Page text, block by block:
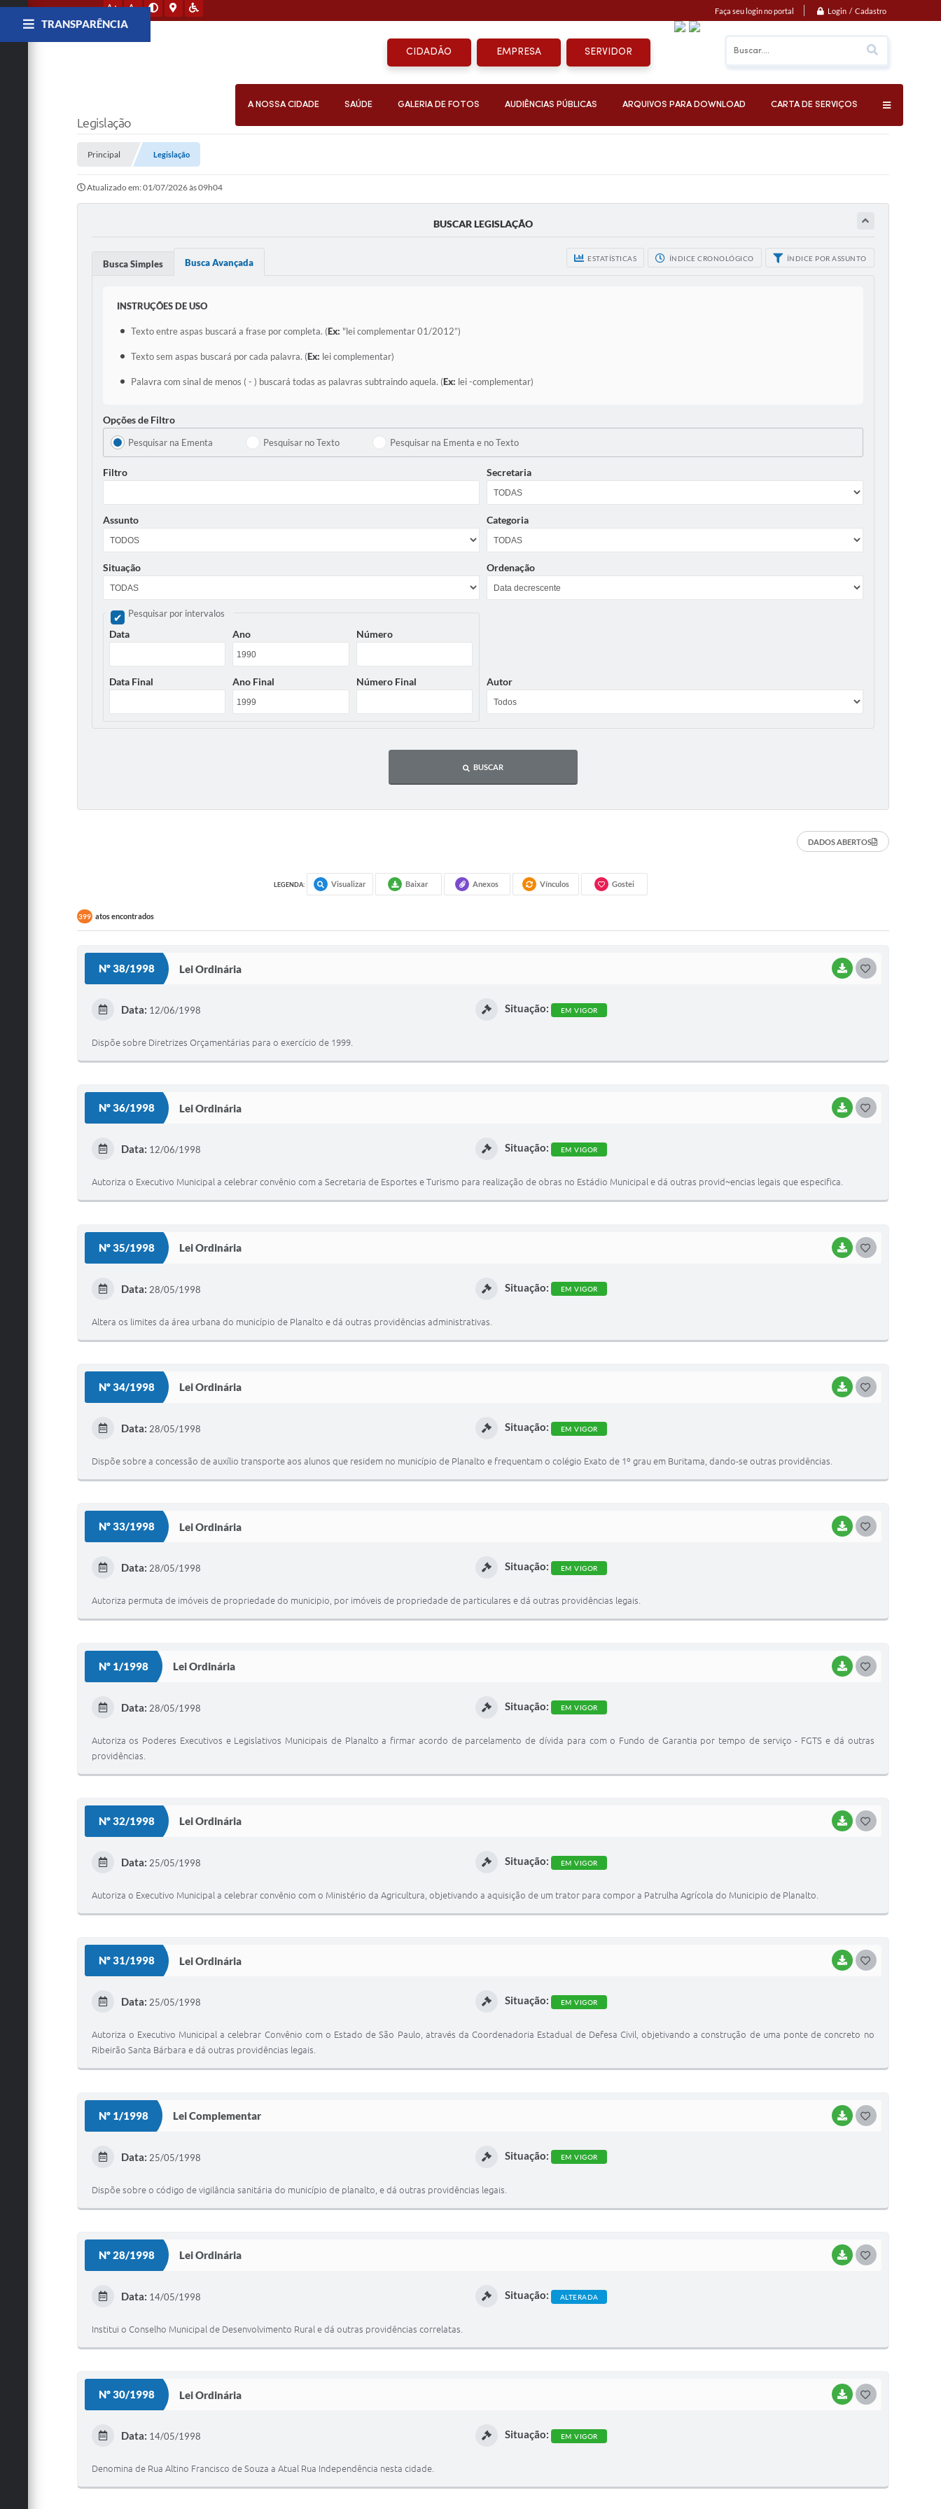
Faça seu login no portal Login / Cadastro
CIDADÃO EMPRESA SERVIDOR
A+ A-
A NOSSA CIDADE SAÚDE GALERIA DE FOTOS AUDIÊNCIAS PÚBLICAS ARQUIVOS PARA DOWNLOAD CARTA DE SERVIÇOS
TRANSPARÊNCIA
Legislação
Principal Legislação
Atualizado em: 01/07/2026 às 09h04
BUSCAR LEGISLAÇÃO
ESTATÍSTICAS ÍNDICE CRONOLÓGICO ÍNDICE POR ASSUNTO
Busca Simples Busca Avançada
INSTRUÇÕES DE USO
Texto entre aspas buscará a frase por completa. (Ex: "lei complementar 01/2012”)
Texto sem aspas buscará por cada palavra. (Ex: lei complementar)
Palavra com sinal de menos ( - ) buscará todas as palavras subtraindo aquela. (Ex: lei -complementar)
Opções de Filtro
Pesquisar na Ementa Pesquisar no Texto Pesquisar na Ementa e no Texto
Filtro Secretaria
Assunto Categoria
Situação Ordenação
Pesquisar por intervalos
Data Ano Número
Data Final Ano Final Número Final Autor
BUSCAR
DADOS ABERTOS
LEGENDA: Visualizar Baixar Anexos Vínculos Gostei
399 atos encontrados
Nº 38/1998 Lei Ordinária BAIXARG
Data: 12/06/1998 Situação: EM VIGOR
Dispõe sobre Diretrizes Orçamentárias para o exercício de 1999.
Nº 36/1998 Lei Ordinária BAIXARG
Data: 12/06/1998 Situação: EM VIGOR
Autoriza o Executivo Municipal a celebrar convênio com a Secretaria de Esportes e Turismo para realização de obras no Estádio Municipal e dá outras provid~encias legais que especifica.
Nº 35/1998 Lei Ordinária BAIXARG
Data: 28/05/1998 Situação: EM VIGOR
Altera os limites da área urbana do município de Planalto e dá outras providências administrativas.
Nº 34/1998 Lei Ordinária BAIXARG
Data: 28/05/1998 Situação: EM VIGOR
Dispõe sobre a concessão de auxílio transporte aos alunos que residem no município de Planalto e frequentam o colégio Exato de 1º grau em Buritama, dando-se outras providências.
Nº 33/1998 Lei Ordinária BAIXARG
Data: 28/05/1998 Situação: EM VIGOR
Autoriza permuta de imóveis de propriedade do municipio, por imóveis de propriedade de particulares e dá outras providências legais.
Nº 1/1998 Lei Ordinária BAIXARG
I
Data: 28/05/1998 Situação: EM VIGOR
Autoriza os Poderes Executivos e Legislativos Municipais de Planalto a firmar acordo de parcelamento de dívida para com o Fundo de Garantia por tempo de serviço - FGTS e dá outras
providências.
Nº 32/1998 Lei Ordinária BAIXARG
Data: 25/05/1998 Situação: EM VIGOR
Autoriza o Executivo Municipal a celebrar convênio com o Ministério da Agricultura, objetivando a aquisição de um trator para compor a Patrulha Agrícola do Municipio de Planalto.
Nº 31/1998 Lei Ordinária BAIXARG
I
Data: 25/05/1998 Situação: EM VIGOR
Autoriza o Executivo Municipal a celebrar Convênio com o Estado de São Paulo, através da Coordenadoria Estadual de Defesa Civil, objetivando a construção de uma ponte de concreto no
Ribeirão Santa Bárbara e dá outras providências legais.
Nº 1/1998 Lei Complementar BAIXARG
Data: 25/05/1998 Situação: EM VIGOR
Dispõe sobre o código de vigilância sanitária do município de planalto, e dá outras providências legais.
Nº 28/1998 Lei Ordinária BAIXARG
Data: 14/05/1998 Situação: ALTERADA
Institui o Conselho Municipal de Desenvolvimento Rural e dá outras providências correlatas.
Nº 30/1998 Lei Ordinária BAIXARG
Data: 14/05/1998 Situação: EM VIGOR
Denomina de Rua Altino Francisco de Souza a Atual Rua Independência nesta cidade.